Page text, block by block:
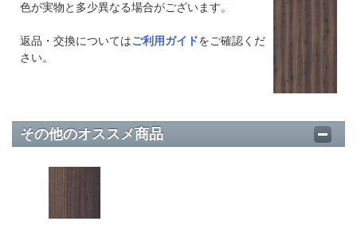
色が実物と多少異なる場合がございます。
返品・交換についてはご利用ガイドをご確認くだ
さい。
その他のオススメ商品